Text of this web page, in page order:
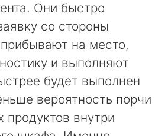
Они быстро
со стороны
на место,
и выполняют
будет выполнен
вероятность порчи
продуктов внутри